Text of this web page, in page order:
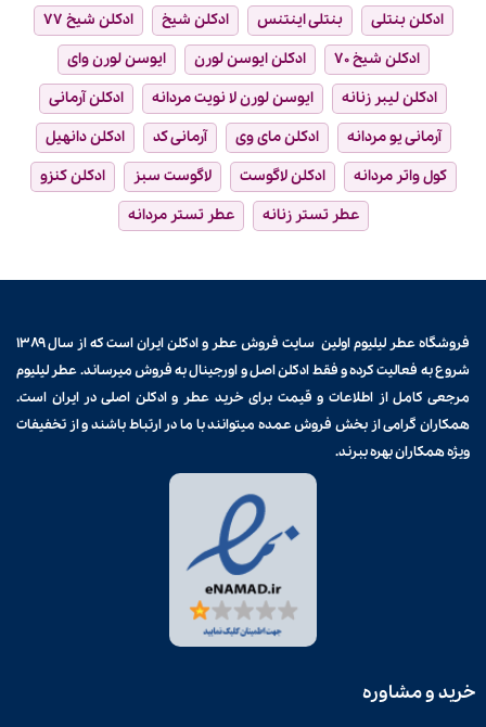
ادکلن بنتلی
بنتلی اینتنس ادکلن شیخ
ادکلن شیخ ۷۷
ادکلن شیخ ۷۰
ادکلن ایوسن لورن
ایوسن لورن وای
ادکلن لیبر زنانه
ایوسن لورن لا نویت مردانه
ادکلن آرمانی
آرمانی یو مردانه
ادکلن مای وی آرمانی کد
ادکلن دانهیل
کول واتر مردانه
ادکلن لاگوست لاگوست سبز
ادکلن کنزو
عطر تستر زنانه
عطر تستر مردانه
فروشگاه عطر لیلیوم اولین سایت فروشعطر و ادکلن
ایران است که از سال ۱۳۸۹
شروع به فعالیت کرده و فقط ادکلن اصل و اورجینال به فروش میرساند. عطر لیلیوم
مرجعی کامل از اطلاعات و قیمت برایخرید عطر و ادکلن اصلی در ایران است.
همکاران گرامی از بخش فروش عمده میتوانند با ما در ارتباط باشند و از تخفیفات
ویژه همکاران بهره ببرند.
خرید و مشاوره